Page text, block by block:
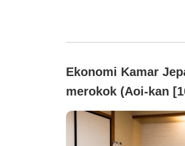
Ekonomi Kamar
merokok (Aoi-kan